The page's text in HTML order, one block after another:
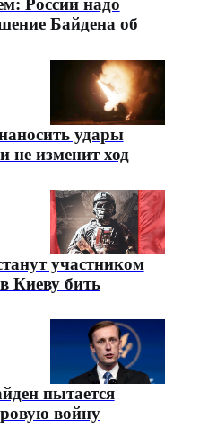
России надо
Байдена об
удары
не изменит ход
участником
Киеву бить
пытается
войну